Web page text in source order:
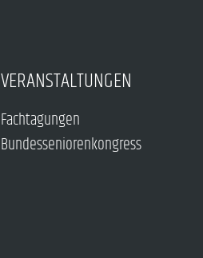
VERANSTALTUNGEN
Fachtagungen
Bundesseniorenkongress